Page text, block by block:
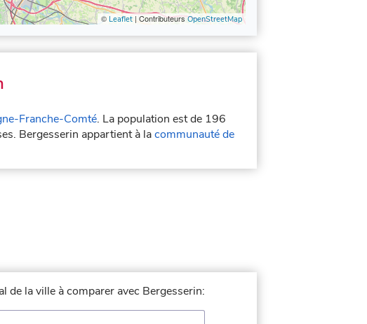
© Leaflet | ContributeursOpenStreetMap
Franche-Comté. La population est de 196
Bergesserin appartient à lacommunauté de
de la ville à comparer avec Bergesserin: